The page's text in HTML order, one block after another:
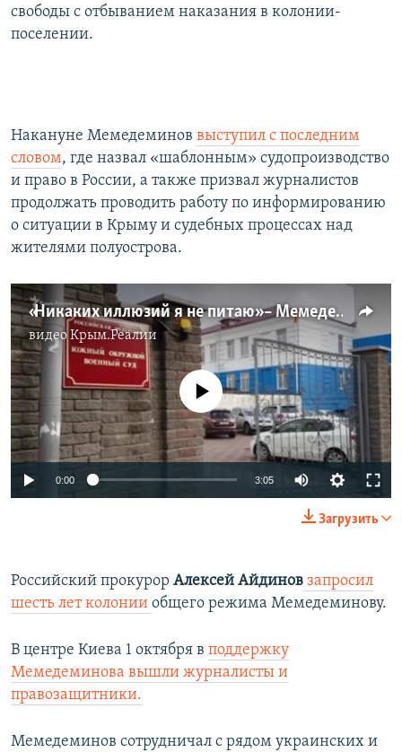
свободы с отбыванием наказания в колонии-
поселении.
Накануне Мемедеминов выступил с последним
словом, где назвал «шаблонным» судопроизводство
и право в России, а также призвал журналистов
продолжать проводить работу по информированию
о ситуации в Крыму и судебных процессах над
жителями полуострова.
«Никаких иллюзий я не питаю» – Мемедеминов в российском суде (видео)
видеоКрым.Реалии
No media source currently available
0:00 3:05
Загрузить
Российский прокурор Алексей Айдинов запросил
шесть лет колонии общего режима Мемедеминову.
В центре Киева 1 октября в поддержку
Мемедеминова вышли журналисты и
правозащитники.
Мемедеминов сотрудничал с рядом украинских и